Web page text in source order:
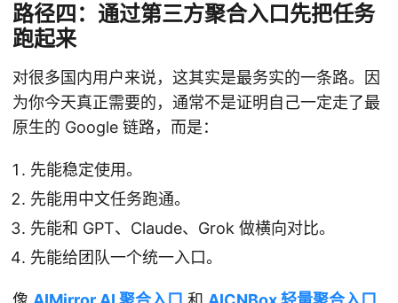
路径四：通过第三方聚合入口先把任务
跑起来
对很多国内用户来说，这其实是最务实的一条路。因
为你今天真正需要的，通常不是证明自己一定走了最
原生的 Google 链路，而是：
先能稳定使用。
先能用中文任务跑通。
先能和 GPT、Claude、Grok 做横向对比。
先能给团队一个统一入口。